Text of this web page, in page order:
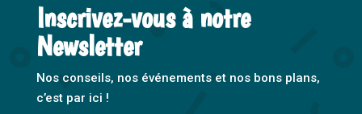
Inscrivez-vous à notre
Newsletter
Nos conseils, nos événements et nos bons plans,
c’est par ici !